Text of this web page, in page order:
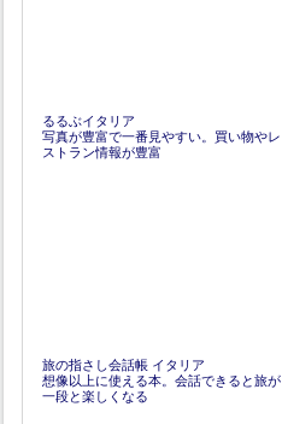
るるぶイタリア
写真が豊富で一番見やすい。買い物やレ
ストラン情報が豊富
旅の指さし会話帳 イタリア
想像以上に使える本。会話できると旅が
一段と楽しくなる